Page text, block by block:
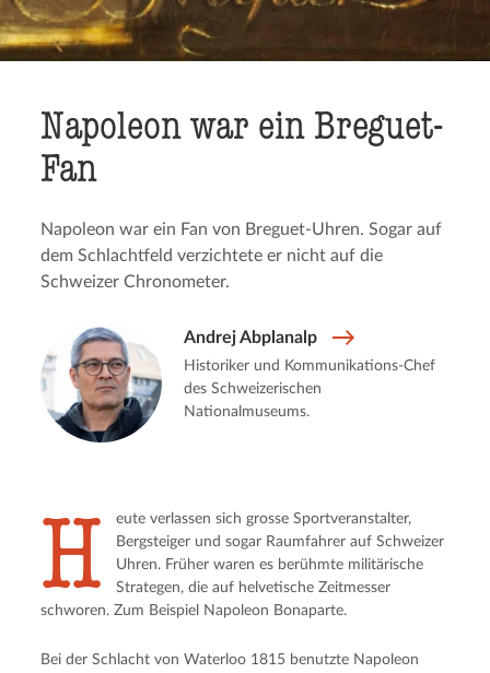
Napoleon war ein Breguet-
Fan
Napoleon war ein Fan von Breguet-Uhren. Sogar auf
dem Schlachtfeld verzichtete er nicht auf die
Schweizer Chronometer.
Andrej Abplanalp
Historiker und Kommunikations-Chef
des Schweizerischen
Nationalmuseums.
H
eute verlassen sich grosse Sportveranstalter,
Bergsteiger und sogar Raumfahrer auf Schweizer
Uhren. Früher waren es berühmte militärische
Strategen, die auf helvetische Zeitmesser
schworen. Zum Beispiel Napoleon Bonaparte.
Bei der Schlacht von Waterloo 1815 benutzte Napoleon